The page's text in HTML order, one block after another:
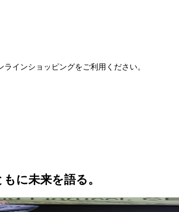
インショッピングをご利用ください。
に未来を語る。